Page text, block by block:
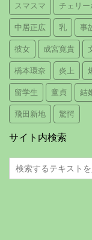
スマスマ チェリー
中居正広 乳 事
彼女 成宮寛貴
橋本環奈 炎上
留学生 童貞 結
飛田新地 驚愕
サイト内検索